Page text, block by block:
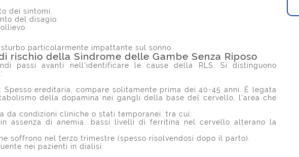
dei sintomi.
del disagio.
particolarmente impattante sul sonno.
rischio della Sindrome delle Gambe Senza Riposo
passi avanti nell'identificare le cause della RLS. Si distinguono
: Spesso ereditaria, compare solitamente prima dei 40-45 anni. È legata
della dopamina nei gangli della base del cervello, l'area che
da condizioni cliniche o stati temporanei, tra cui:
assenza di anemia, bassi livelli di ferritina nel cervello alterano la
soffrono nel terzo trimestre (spesso risolvendosi dopo il parto).
nei pazienti in dialisi.